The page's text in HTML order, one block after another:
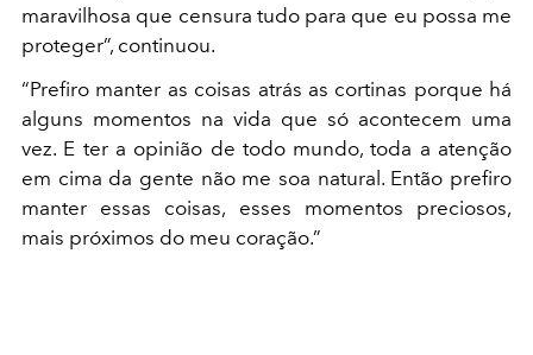
maravilhosa que censura tudo para que eu possa me
proteger”, continuou.
“Prefiro manter as coisas atrás as cortinas porque há
alguns momentos na vida que só acontecem uma
vez. E ter a opinião de todo mundo, toda a atenção
em cima da gente não me soa natural. Então prefiro
manter essas coisas, esses momentos preciosos,
mais próximos do meu coração.”